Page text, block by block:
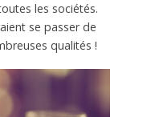
les sociétés.
se passer de
qualités !